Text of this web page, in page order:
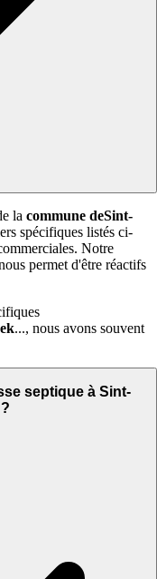
la commune deSint-
spécifiques listés ci-
Notre
permet d'être réactifs
..., nous avons souvent
septique à Sint-